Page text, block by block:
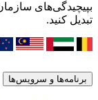
بپیچیدگی‌های
تبدیل کنید.
برنامه‌ها و سرویس‌ها